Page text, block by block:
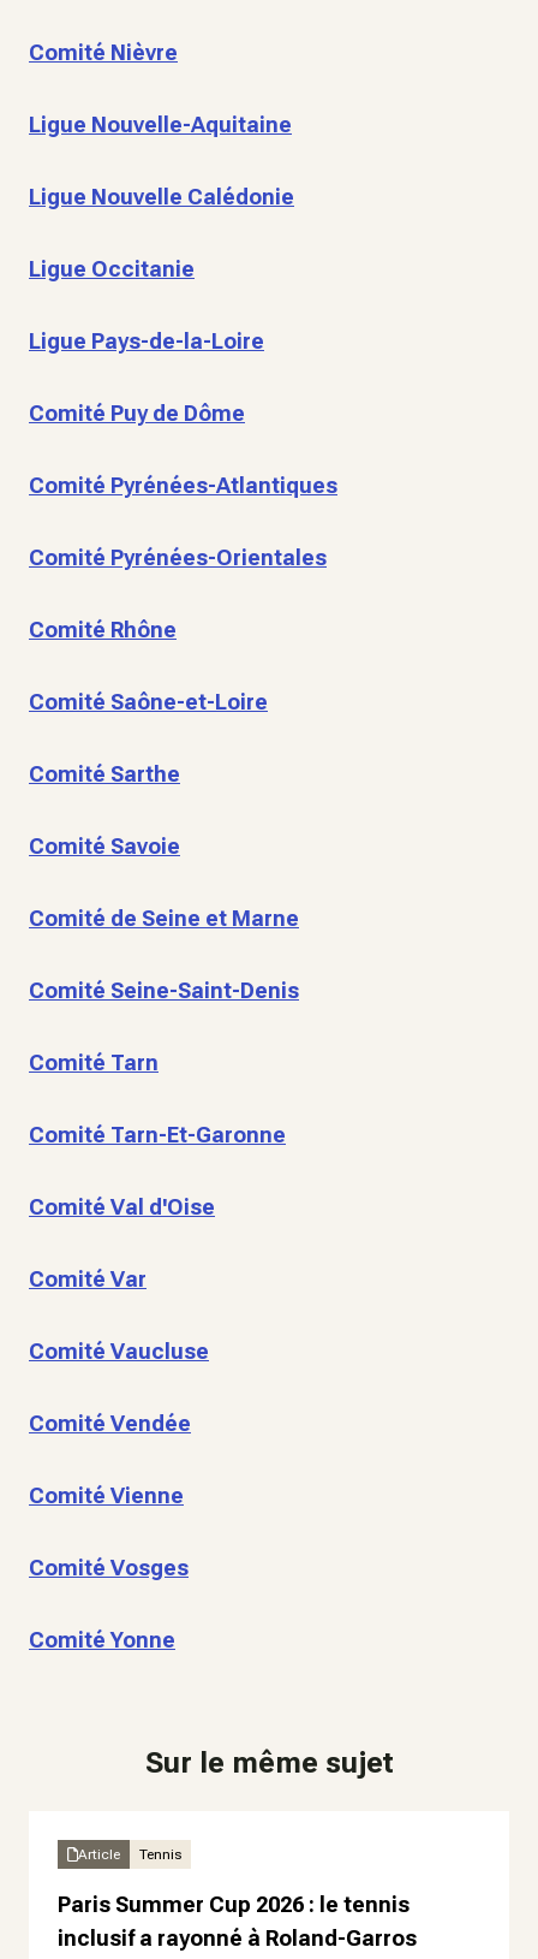
Comité Nièvre
Ligue Nouvelle-Aquitaine
Ligue Nouvelle Calédonie
Ligue Occitanie
Ligue Pays-de-la-Loire
Comité Puy de Dôme
Comité Pyrénées-Atlantiques
Comité Pyrénées-Orientales
Comité Rhône
Comité Saône-et-Loire
Comité Sarthe
Comité Savoie
Comité de Seine et Marne
Comité Seine-Saint-Denis
Comité Tarn
Comité Tarn-Et-Garonne
Comité Val d'Oise
Comité Var
Comité Vaucluse
Comité Vendée
Comité Vienne
Comité Vosges
Comité Yonne
Sur le même sujet
Article Tennis
Paris Summer Cup 2026 : le tennis
inclusif a rayonné à Roland-Garros